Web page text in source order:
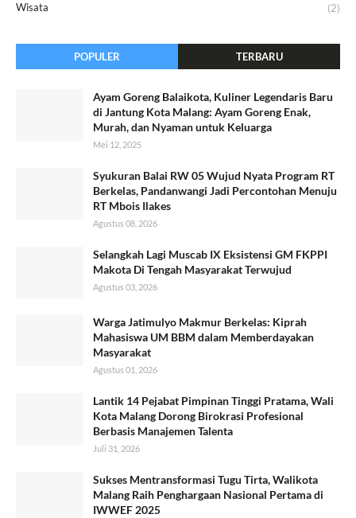
Wisata
(2)
POPULER TERBARU
Ayam Goreng Balaikota, Kuliner Legendaris Baru
di Jantung Kota Malang: Ayam Goreng Enak,
Murah, dan Nyaman untuk Keluarga
Mei 12, 2025
Syukuran Balai RW 05 Wujud Nyata Program RT
Berkelas, Pandanwangi Jadi Percontohan Menuju
RT Mbois Ilakes
Agustus 08, 2026
Selangkah Lagi Muscab IX Eksistensi GM FKPPI
Makota Di Tengah Masyarakat Terwujud
Agustus 03, 2026
Warga Jatimulyo Makmur Berkelas: Kiprah
Mahasiswa UM BBM dalam Memberdayakan
Masyarakat
Agustus 01, 2026
Lantik 14 Pejabat Pimpinan Tinggi Pratama, Wali
Kota Malang Dorong Birokrasi Profesional
Berbasis Manajemen Talenta
Juli 31, 2026
Sukses Mentransformasi Tugu Tirta, Walikota
Malang Raih Penghargaan Nasional Pertama di
IWWEF 2025